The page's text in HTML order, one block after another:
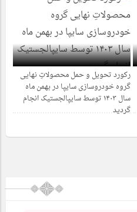
1 سال قبل
رکورد تحویل و حمل محصولاتِ نهایی
گروه خودروسازی سایپا در بهمن ماه
سال ۱۴۰۳ توسط سایپالجستیک انجام
گردید